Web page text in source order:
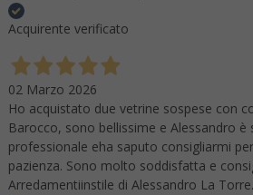
Acquirente verificato
02 Marzo 2026
Ho acquistato due vetrine sospese con
Barocco, sono bellissime e Alessandro
professionale eha saputo consigliarmi
pazienza. Sono molto soddisfatta e
Arredamentiinstile di Alessandro La Torre.